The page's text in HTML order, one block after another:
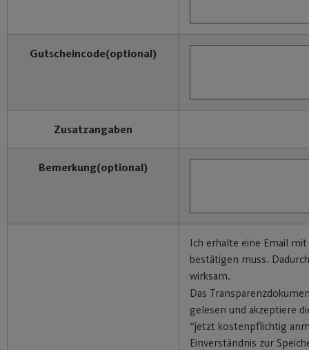
Gutscheincode(optional)
Zusatzangaben
Bemerkung(optional)
Ich erhalte eine Email
bestätigen muss.
wirksam.
Das
gelesen und akzeptiere
“jetzt kostenpflichtig
Einverständnis zur